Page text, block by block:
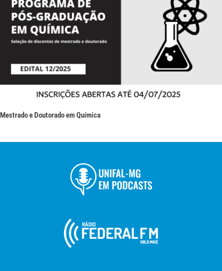
Mestrado e Doutorado em Química